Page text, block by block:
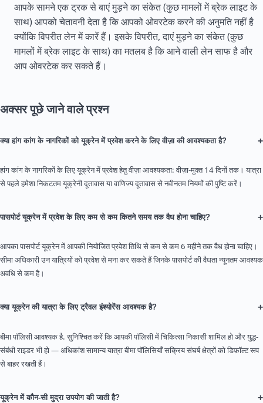
आपके सामने एक ट्रक से बाएं मुड़ने का संकेत (कुछ मामलों में ब्रेक लाइट के
साथ) आपको चेतावनी देता है कि आपको ओवरटेक करने की अनुमति नहीं है
क्योंकि विपरीत लेन में कारें हैं। इसके विपरीत, दाएं मुड़ने का संकेत (कुछ
मामलों में ब्रेक लाइट के साथ) का मतलब है कि आने वाली लेन साफ है और
आप ओवरटेक कर सकते हैं।
अक्सर पूछे जाने वाले प्रश्न
क्या हांग कांग के नागरिकों को यूक्रेन में प्रवेश करने के लिए वीज़ा की आवश्यकता है? +
हांग कांग के नागरिकों के लिए यूक्रेन में प्रवेश हेतु वीज़ा आवश्यकता: वीज़ा-मुक्त 14 दिनों तक। यात्रा
से पहले हमेशा निकटतम यूक्रेनी दूतावास या वाणिज्य दूतावास से नवीनतम नियमों की पुष्टि करें।
पासपोर्ट यूक्रेन में प्रवेश के लिए कम से कम कितने समय तक वैध होना चाहिए? +
आपका पासपोर्ट यूक्रेन में आपकी नियोजित प्रवेश तिथि से कम से कम 6 महीने तक वैध होना चाहिए।
सीमा अधिकारी उन यात्रियों को प्रवेश से मना कर सकते हैं जिनके पासपोर्ट की वैधता न्यूनतम आवश्यक
अवधि से कम है।
क्या यूक्रेन की यात्रा के लिए ट्रैवल इंश्योरेंस आवश्यक है? +
बीमा पॉलिसी आवश्यक है. सुनिश्चित करें कि आपकी पॉलिसी में चिकित्सा निकासी शामिल हो और युद्ध-
संबंधी राइडर भी हो — अधिकांश सामान्य यात्रा बीमा पॉलिसियाँ सक्रिय संघर्ष क्षेत्रों को डिफ़ॉल्ट रूप
से बाहर रखती हैं।
यूक्रेन में कौन-सी मुद्रा उपयोग की जाती है? +